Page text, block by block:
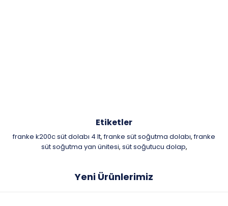
Etiketler
franke k200c süt dolabı 4 lt, franke süt soğutma dolabı, franke
süt soğutma yan ünitesi, süt soğutucu dolap,
Yeni Ürünlerimiz